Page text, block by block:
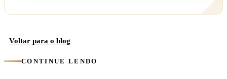
Voltar para o blog
CONTINUE LENDO